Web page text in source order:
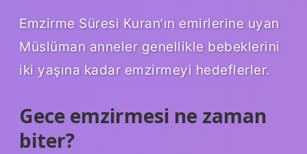
Emzirme Süresi Kuran’ın emirlerine uyan
Müslüman anneler genellikle bebeklerini
iki yaşına kadar emzirmeyi hedeflerler.
Gece emzirmesi ne zaman
biter?